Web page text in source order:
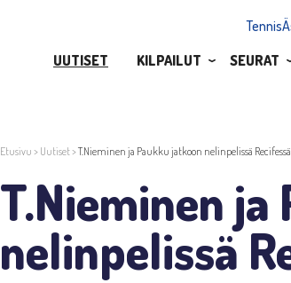
UUTISET
KILPAILUT SEURAT
Etusivu > Uutiset>T.Nieminen ja Paukku jatkoon nelinpelissä Recifessä
T.Nieminen
nelinpelissä